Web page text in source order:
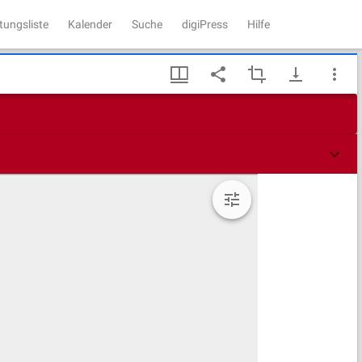
Kalender Suche digiPress Hilfe